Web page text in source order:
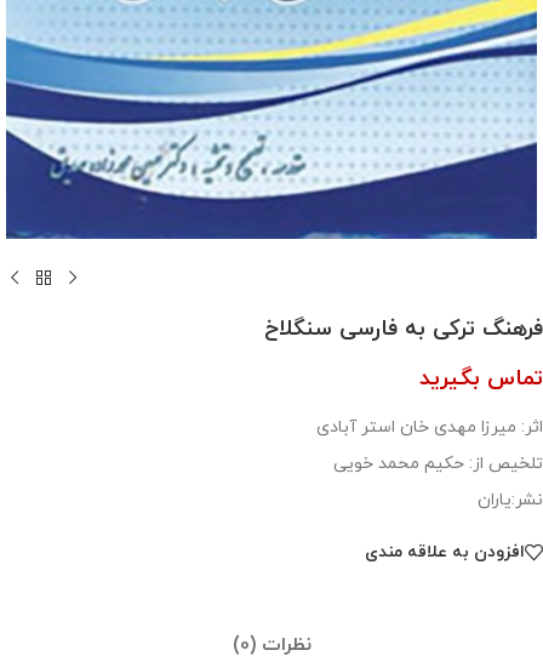
فرهنگ ترکی‌ به فارسی سنگلاخ
تماس بگیرید
اثر: میرزا مهدی خان استر آبادی
تلخیص از: حکیم محمد خویی
نشر:یاران
افزودن به علاقه مندی
نظرات (0)